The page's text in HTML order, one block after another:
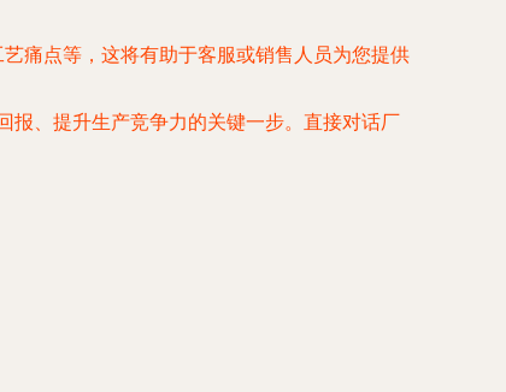
痛点等，这将有助于客服或销售人员为您提供
报、提升生产竞争力的关键一步。直接对话厂